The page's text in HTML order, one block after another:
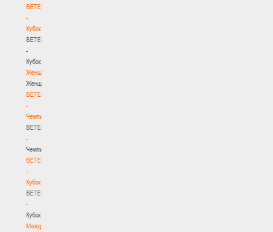
BETERA
-
Кубок
BETERA
-
Кубок
Женщины
Женщины
BETERA
-
Чемпионат
BETERA
-
Чемпионат
BETERA
-
Кубок
BETERA
-
Кубок
Международный